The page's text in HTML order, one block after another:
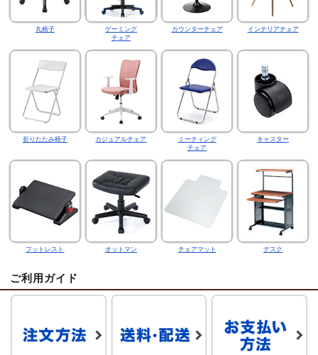
丸椅子
ゲーミング
チェア
カウンターチェア インテリアチェア
折りたたみ椅子 カジュアルチェア
ミーティング
チェア
キャスター
フットレスト オットマン チェアマット デスク
ご利用ガイド